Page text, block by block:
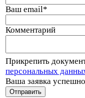
Ваш email*
Комментарий
Прикрепить
персональных
Ваша заявка